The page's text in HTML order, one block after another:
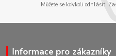
Můžete se kdykoli odhlásit.
Informace pro zákazníky